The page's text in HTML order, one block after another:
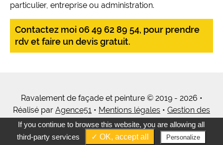
particulier, entreprise ou administration.
Contactez moi 06 49 62 89 54, pour prendre
rdv et faire un devis gratuit.
Ravalement de façade et peinture © 2019 - 2026 •
Réalisé par Agence51 • Mentions légales • Gestion des
cookies•Tous mes services
If you continue to browse this website, you are allowing all
third-party services
✓ OK, accept all Personalize